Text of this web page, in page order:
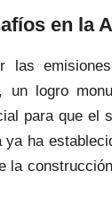
en la
las
un logro
para que el
ha